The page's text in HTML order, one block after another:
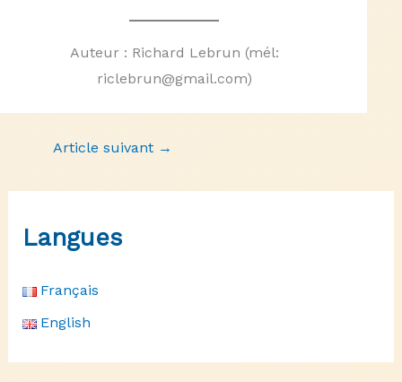
Auteur : Richard Lebrun (mél:
riclebrun@gmail.com)
Article suivant →
Langues
Français
English